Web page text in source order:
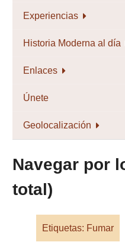
Experiencias
Historia Moderna al día
Enlaces
Únete
Geolocalización
Navegar por
total)
Etiquetas: Fumar